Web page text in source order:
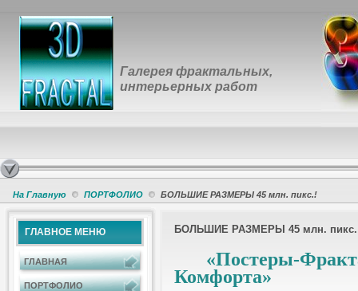
Галерея фрактальных,
интерьерных работ
На Главную ПОРТФОЛИО БОЛЬШИЕ РАЗМЕРЫ 45 млн. пикс.!
ГЛАВНОЕ МЕНЮ
ГЛАВНАЯ
ПОРТФОЛИО
БОЛЬШИЕ РАЗМЕРЫ 45 млн.
«Постеры-
Комфорта»